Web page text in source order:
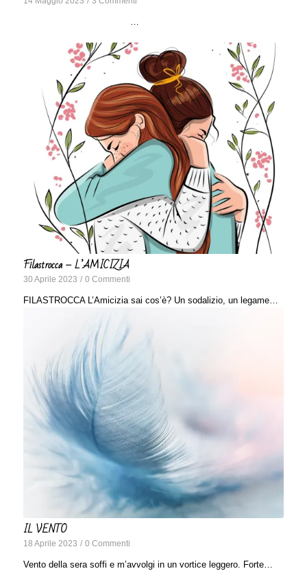
…
Filastrocca – L’AMICIZIA
30 Aprile 2023 / 0 Commenti
FILASTROCCA L’Amicizia sai cos’è? Un sodalizio, un legame…
IL VENTO
18 Aprile 2023 / 0 Commenti
Vento della sera soffi e m’avvolgi in un vortice leggero. Forte…